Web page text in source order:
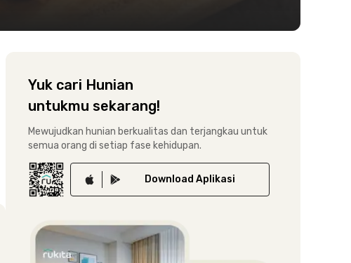
Yuk cari Hunian
untukmu sekarang!
Mewujudkan hunian berkualitas dan terjangkau untuk
semua orang di setiap fase kehidupan.
Download Aplikasi